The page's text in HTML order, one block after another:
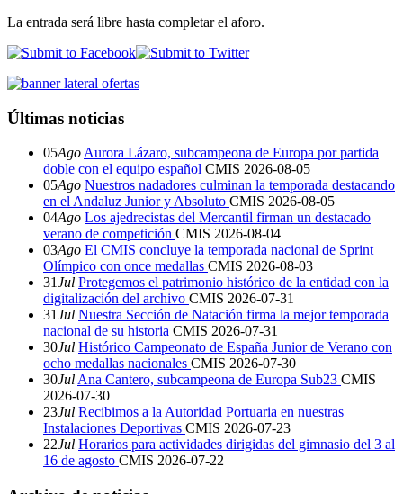
La entrada será libre hasta completar el aforo.
Últimas noticias
05Ago Aurora Lázaro, subcampeona de Europa por partida
doble con el equipo español CMIS 2026-08-05
05Ago Nuestros nadadores culminan la temporada destacando
en el Andaluz Junior y Absoluto CMIS 2026-08-05
04Ago Los ajedrecistas del Mercantil firman un destacado
verano de competición CMIS 2026-08-04
03Ago El CMIS concluye la temporada nacional de Sprint
Olímpico con once medallas CMIS 2026-08-03
31Jul Protegemos el patrimonio histórico de la entidad con la
digitalización del archivo CMIS 2026-07-31
31Jul Nuestra Sección de Natación firma la mejor temporada
nacional de su historia CMIS 2026-07-31
30Jul Histórico Campeonato de España Junior de Verano con
ocho medallas nacionales CMIS 2026-07-30
30Jul Ana Cantero, subcampeona de Europa Sub23 CMIS
2026-07-30
23Jul Recibimos a la Autoridad Portuaria en nuestras
Instalaciones Deportivas CMIS 2026-07-23
22Jul Horarios para actividades dirigidas del gimnasio del 3 al
16 de agosto CMIS 2026-07-22